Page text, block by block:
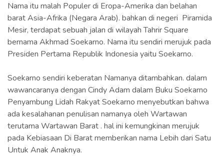
Nama itu malah Populer di Eropa-Amerika dan belahan
barat Asia-Afrika (Negara Arab). bahkan di negeri Piramida
Mesir, terdapat sebuah jalan di wilayah Tahrir Square
bernama Akhmad Soekarno. Nama itu sendiri merujuk pada
Presiden Pertama Republik Indonesia yaitu Soekarno.
Soekarno sendiri keberatan Namanya ditambahkan. dalam
wawancaranya dengan Cindy Adam dalam Buku Soekarno
Penyambung Lidah Rakyat Soekarno menyebutkan bahwa
ada kesalahanan penulisan namanya oleh Wartawan
terutama Wartawan Barat . hal ini kemungkinan merujuk
pada Kebiasaan Di Barat memberikan nama Lebih dari Satu
Untuk Anak Anaknya.